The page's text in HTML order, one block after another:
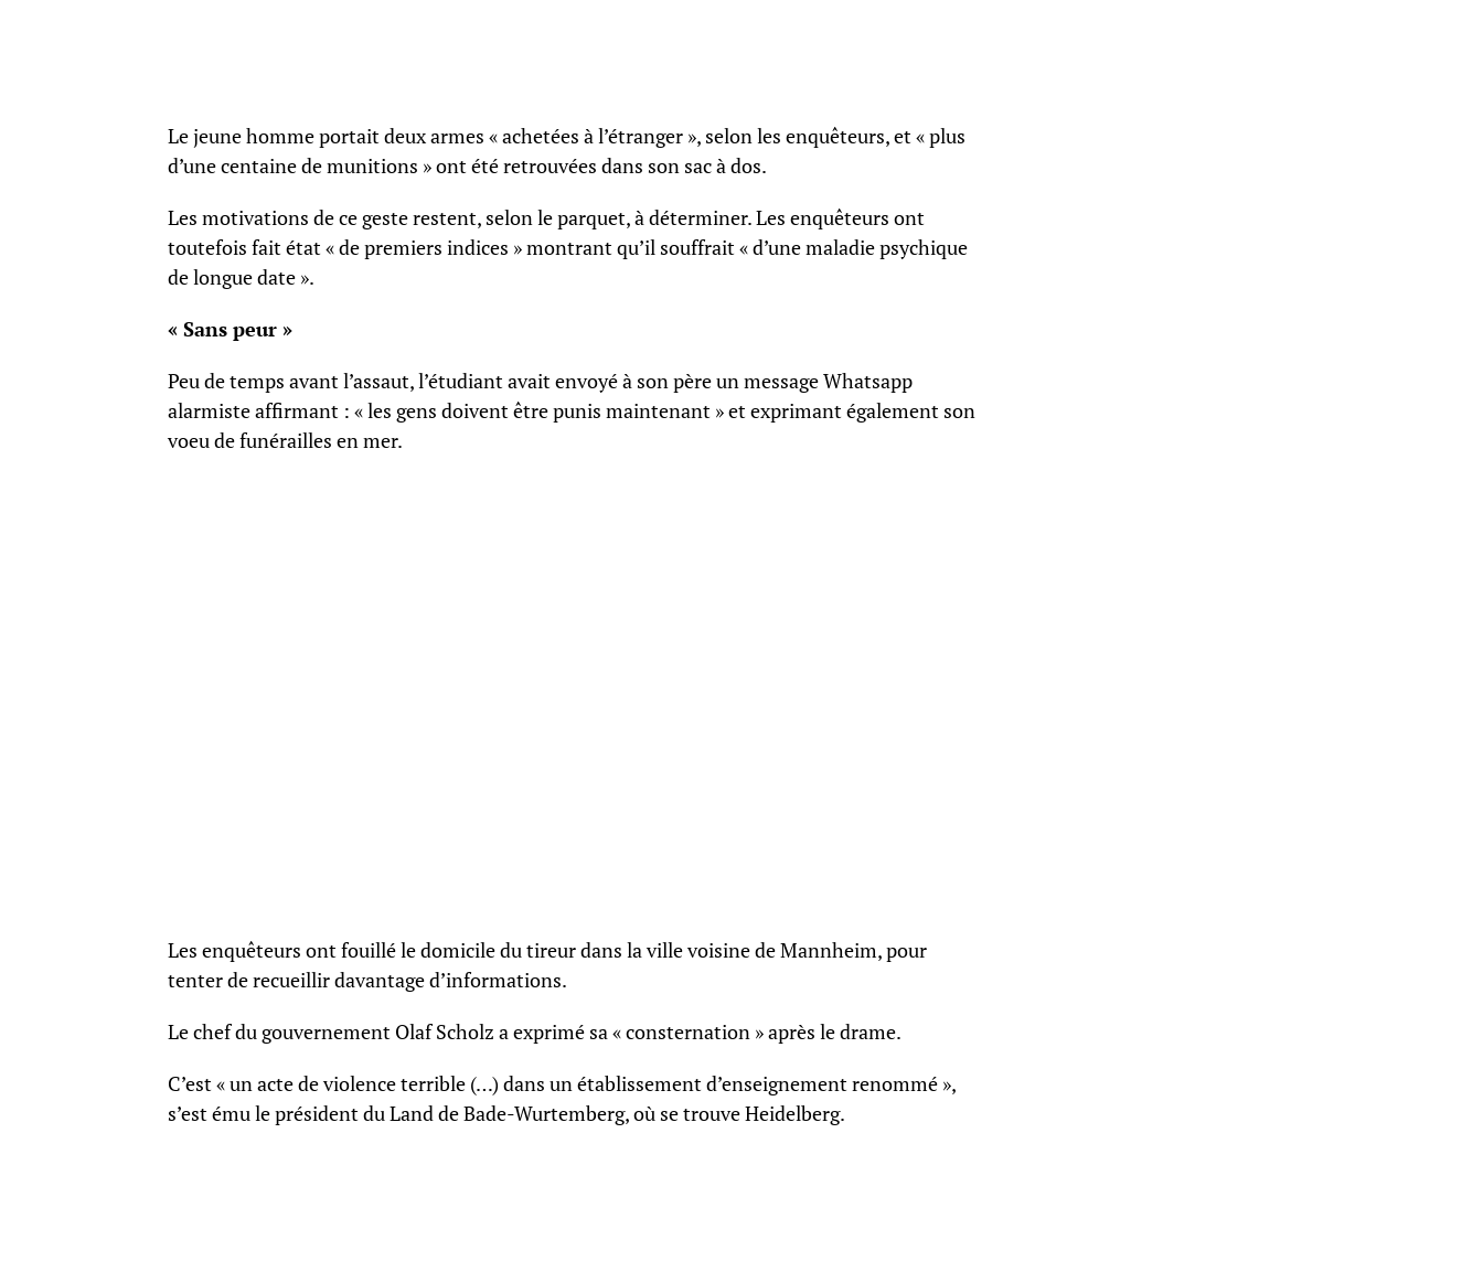
Le jeune homme portait deux armes « achetées à l’étranger », selon les enquêteurs, et « plus
d’une centaine de munitions » ont été retrouvées dans son sac à dos.
Les motivations de ce geste restent, selon le parquet, à déterminer. Les enquêteurs ont
toutefois fait état « de premiers indices » montrant qu’il souffrait « d’une maladie psychique
de longue date ».
« Sans peur »
Peu de temps avant l’assaut, l’étudiant avait envoyé à son père un message Whatsapp
alarmiste affirmant : « les gens doivent être punis maintenant » et exprimant également son
voeu de funérailles en mer.
Les enquêteurs ont fouillé le domicile du tireur dans la ville voisine de Mannheim, pour
tenter de recueillir davantage d’informations.
Le chef du gouvernement Olaf Scholz a exprimé sa « consternation » après le drame.
C’est « un acte de violence terrible (…) dans un établissement d’enseignement renommé »,
s’est ému le président du Land de Bade-Wurtemberg, où se trouve Heidelberg.